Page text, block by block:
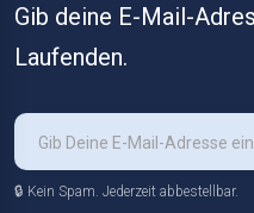
Gib deine E-Mail-
Laufenden.
🔒 Kein Spam. Jederzeit abbestellbar.